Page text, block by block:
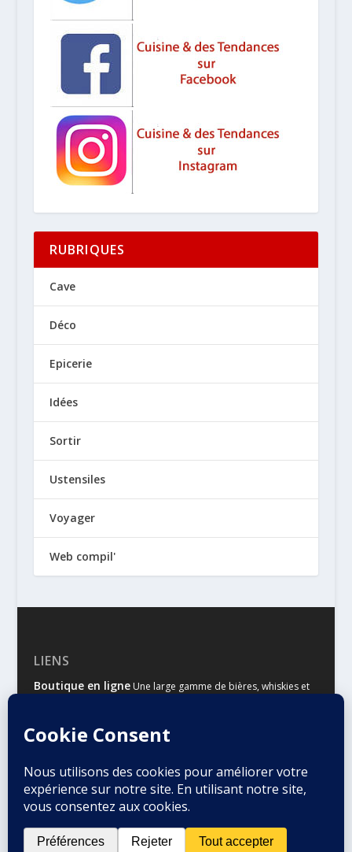
RUBRIQUES
Cave
Déco
Epicerie
Idées
Sortir
Ustensiles
Voyager
Web compil'
LIENS
Boutique en ligneUne large gamme de bières, whiskies et
Malts & HoublonsLe site d’information des amateurs de
Conçu parElegant Themes | Propulsé parWordPress